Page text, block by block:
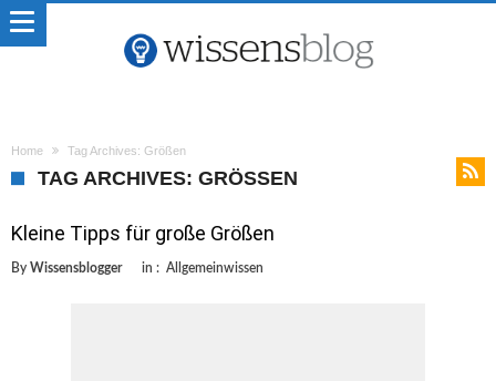
Home Tag Archives: Größen
TAG ARCHIVES: GRÖSSEN
Kleine Tipps für große Größen
By Wissensblogger in : Allgemeinwissen